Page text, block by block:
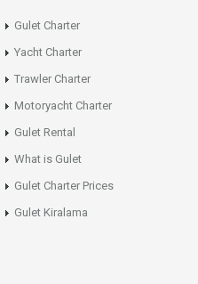
Gulet Charter
Yacht Charter
Trawler Charter
Motoryacht Charter
Gulet Rental
What is Gulet
Gulet Charter Prices
Gulet Kiralama